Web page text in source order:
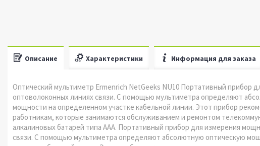
Описание Характеристики Информация для заказа
Оптический мультиметр Ermenrich NetGeeks NU10 Портативный прибор
оптоволоконных линиях связи. С помощью мультиметра определяют
мощности на определенном участке кабельной линии. Этот прибор
работникам, которые занимаются обслуживанием и ремонтом
алкалиновых батарей типа AAA. Портативный прибор для измерения
связи. С помощью мультиметра определяют абсолютную оптическую